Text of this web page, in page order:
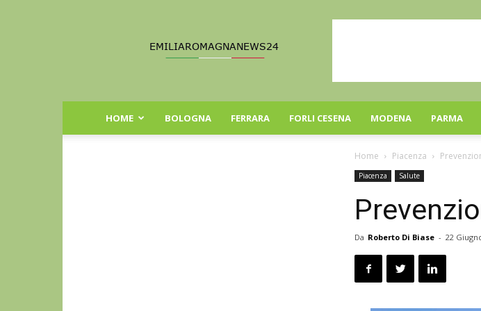
Romagna
HOME BOLOGNA FERRARA FORLI CESENA MODENA PARMA
Home Piacenza
Piacenza Salute
Da Roberto Di Biase - 22